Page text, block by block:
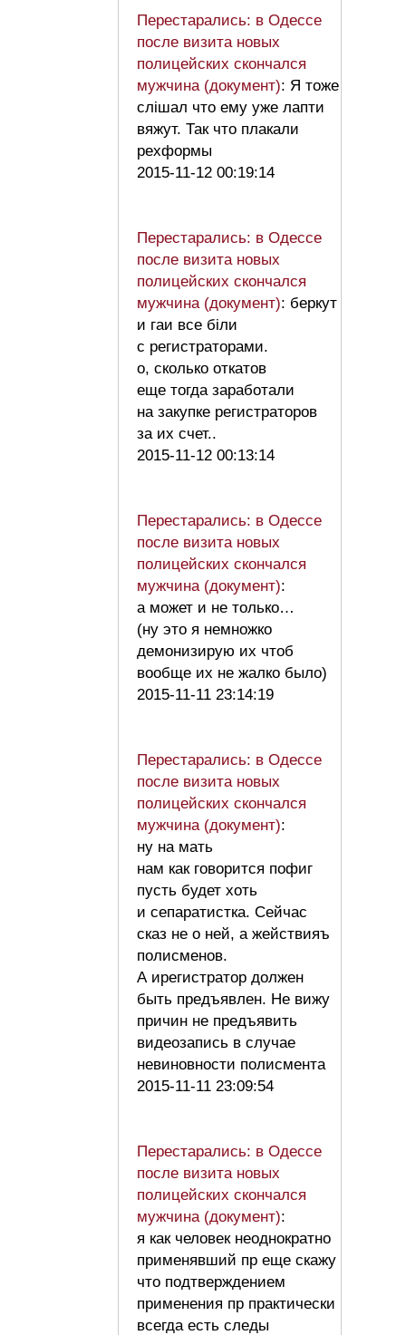
Перестарались: в Одессе
после визита новых
полицейских скончался
мужчина (документ): Я тоже
слішал что ему уже лапти
вяжут. Так что плакали
рехформы
2015-11-12 00:19:14
Перестарались: в Одессе
после визита новых
полицейских скончался
мужчина (документ): беркут
и гаи все біли
с регистраторами.
о, сколько откатов
еще тогда заработали
на закупке регистраторов
за их счет..
2015-11-12 00:13:14
Перестарались: в Одессе
после визита новых
полицейских скончался
мужчина (документ):
а может и не только…
(ну это я немножко
демонизирую их чтоб
вообще их не жалко было)
2015-11-11 23:14:19
Перестарались: в Одессе
после визита новых
полицейских скончался
мужчина (документ):
ну на мать
нам как говорится пофиг
пусть будет хоть
и сепаратистка. Сейчас
сказ не о ней, а жействияъ
полисменов.
А ирегистратор должен
быть предъявлен. Не вижу
причин не предъявить
видеозапись в случае
невиновности полисмента
2015-11-11 23:09:54
Перестарались: в Одессе
после визита новых
полицейских скончался
мужчина (документ):
я как человек неоднократно
применявший пр еще скажу
что подтверждением
применения пр практически
всегда есть следы